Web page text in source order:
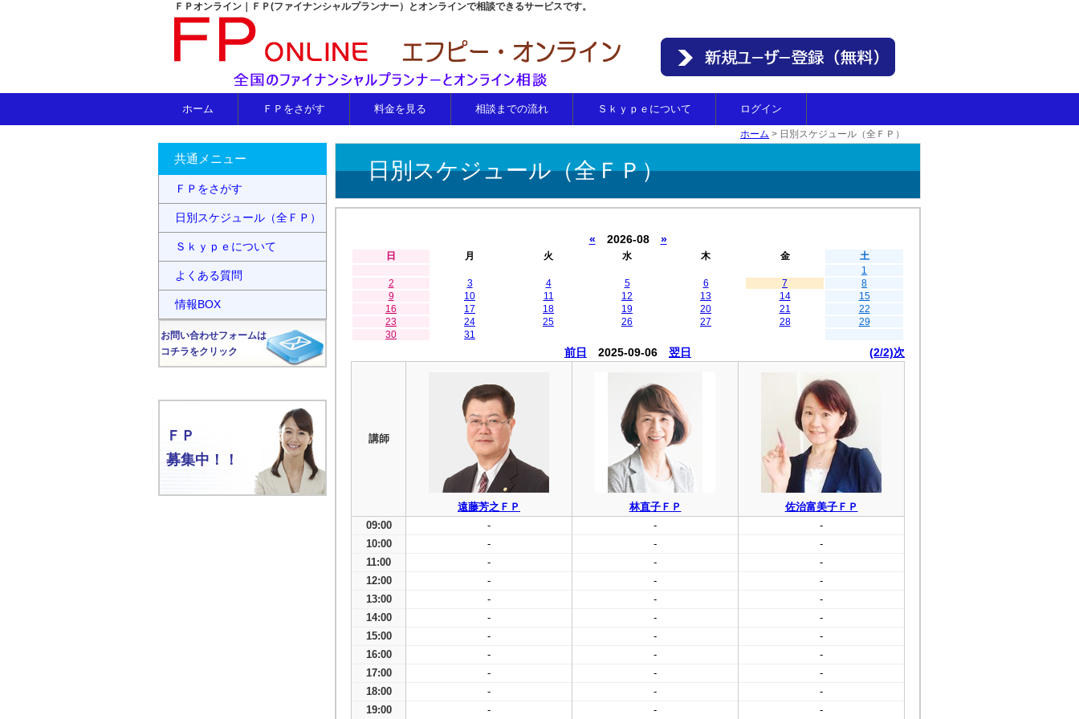
ＦＰオンライン｜ＦＰ(ファイナンシャルプランナー）とオンラインで相談できるサービスです。
ホーム ＦＰをさがす 料金を見る 相談までの流れ Ｓｋｙｐｅについて ログイン
ホーム > 日別スケジュール（全ＦＰ）
日別スケジュール（全ＦＰ）
« 2026-08 »
日 月 火 水 木 金
土
1
2
3 4 5 6 7
8
9
10 11 12 13 14
15
16
17 18 19 20 21
22
23
24 25 26 27 28
29
30
31
前日 2025-09-06 翌日 (2/2)次
講師
遠藤芳之ＦＰ 林直子ＦＰ
佐治富美子ＦＰ
09:00
- -
-
10:00
- -
-
11:00
- -
-
12:00
- -
-
13:00
- -
-
14:00
- -
-
15:00
- -
-
16:00
- -
-
17:00
- -
-
18:00
- -
-
19:00
- - -
共通メニュー
ＦＰをさがす
日別スケジュール（全ＦＰ）
Ｓｋｙｐｅについて
よくある質問
情報BOX
お問い合わせフォームは
コチラをクリック
ＦＰ
募集中！！